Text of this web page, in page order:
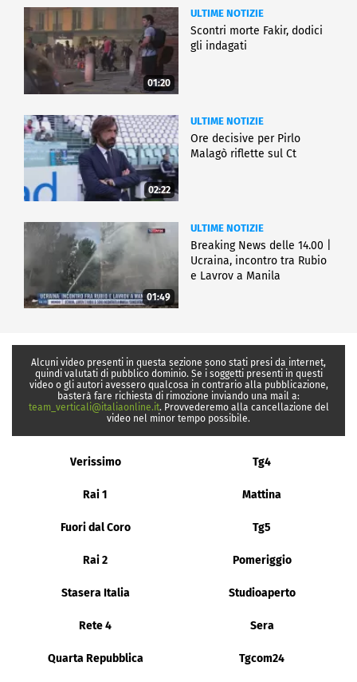
01:20
ULTIME NOTIZIE
Scontri morte Fakir, dodici
gli indagati
02:22
ULTIME NOTIZIE
Ore decisive per Pirlo
Malagò riflette sul Ct
01:49
ULTIME NOTIZIE
Breaking News delle 14.00 |
Ucraina, incontro tra Rubio
e Lavrov a Manila
Alcuni video presenti in questa sezione sono stati presi da internet,
quindi valutati di pubblico dominio. Se i soggetti presenti in questi
video o gli autori avessero qualcosa in contrario alla pubblicazione,
basterà fare richiesta di rimozione inviando una mail a:
team_verticali@italiaonline.it. Provvederemo alla cancellazione del
video nel minor tempo possibile.
Verissimo Tg4
Rai 1 Mattina
Fuori dal Coro Tg5
Rai 2 Pomeriggio
Stasera Italia Studioaperto
Rete 4 Sera
Quarta Repubblica Tgcom24